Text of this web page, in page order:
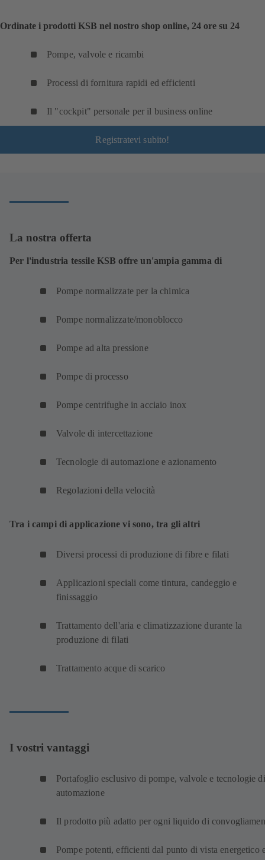
Ordinate i prodotti KSB nel nostro shop online, 24 ore su 24
Pompe, valvole e ricambi
Processi di fornitura rapidi ed efficienti
Il "cockpit" personale per il business online
Registratevi subito!
La nostra offerta
Per l'industria tessile KSB offre un'ampia gamma di
Pompe normalizzate per la chimica
Pompe normalizzate/monoblocco
Pompe ad alta pressione
Pompe di processo
Pompe centrifughe in acciaio inox
Valvole di intercettazione
Tecnologie di automazione e azionamento
Regolazioni della velocità
Tra i campi di applicazione vi sono, tra gli altri
Diversi processi di produzione di fibre e filati
Applicazioni speciali come tintura, candeggio e
finissaggio
Trattamento dell'aria e climatizzazione durante la
produzione di filati
Trattamento acque di scarico
I vostri vantaggi
Portafoglio esclusivo di pompe, valvole e tecnologie di
automazione
Il prodotto più adatto per ogni liquido di
Pompe potenti, efficienti dal punto di vista energetico